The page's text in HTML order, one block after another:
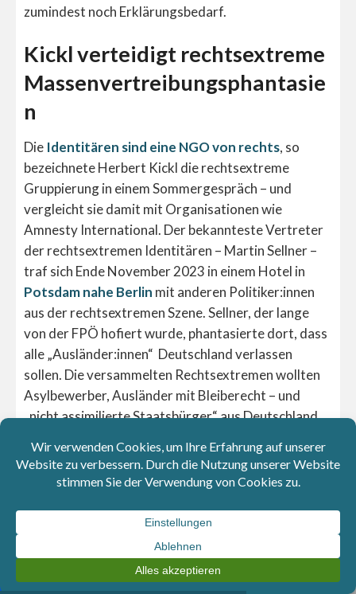
zumindest noch Erklärungsbedarf.
Kickl verteidigt rechtsextreme
Massenvertreibungsphantasie
n
Die Identitären sind eine NGO von rechts, so
bezeichnete Herbert Kickl die rechtsextreme
Gruppierung in einem Sommergespräch – und
vergleicht sie damit mit Organisationen wie
Amnesty International. Der bekannteste Vertreter
der rechtsextremen Identitären – Martin Sellner –
traf sich Ende November 2023 in einem Hotel in
Potsdam nahe Berlin mit anderen Politiker:innen
aus der rechtsextremen Szene. Sellner, der lange
von der FPÖ hofiert wurde, phantasierte dort, dass
alle „Ausländer:innen“ Deutschland verlassen
sollen. Die versammelten Rechtsextremen wollten
Asylbewerber, Ausländer mit Bleiberecht – und
„nicht assimilierte Staatsbürger“ aus Deutschland
Prinzipien. Eine besondere Symbolik hatte auch der
Ort, der für das Treffen ausgewählt wurde.
Wannsee, an dem 1942 die Wannseekonferenz
stattgefunden hat. Dort wurde die organisierte
Vernichtung der europäischen Jüd:innen
beschlossen.